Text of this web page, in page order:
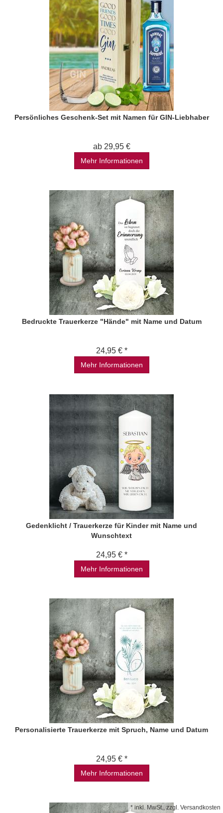
Persönliches Geschenk-Set mit Namen für GIN-Liebhaber
ab 29,95 €
Mehr Informationen
Bedruckte Trauerkerze "Hände" mit Name und Datum
24,95 € *
Mehr Informationen
Gedenklicht / Trauerkerze für Kinder mit Name und
Wunschtext
24,95 € *
Mehr Informationen
Personalisierte Trauerkerze mit Spruch, Name und Datum
24,95 € *
Mehr Informationen
* inkl. MwSt., zzgl. Versandkosten